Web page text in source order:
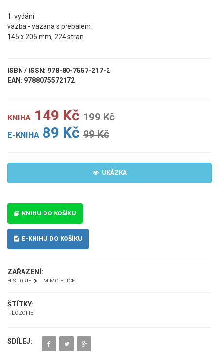
1. vydání
vazba - vázaná s přebalem
145 x 205 mm, 224 stran
ISBN / ISSN: 978-80-7557-217-2
EAN: 9788075572172
KNIHA 149 Kč 199 Kč
E-KNIHA 89 Kč 99 Kč
UKÁZKA
KNIHU DO KOŠÍKU
E-KNIHU DO KOŠÍKU
ZAŘAZENÍ:
HISTORIE MIMO EDICE
ŠTÍTKY:
FILOZOFIE
SDÍLEJ: